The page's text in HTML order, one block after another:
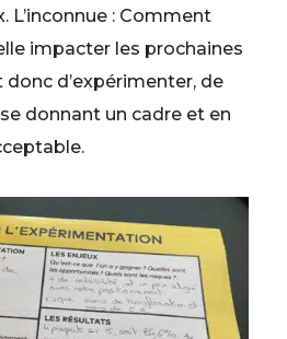
L’inconnue : Comment
impacter les prochaines
d’expérimenter, de
donnant un cadre et en